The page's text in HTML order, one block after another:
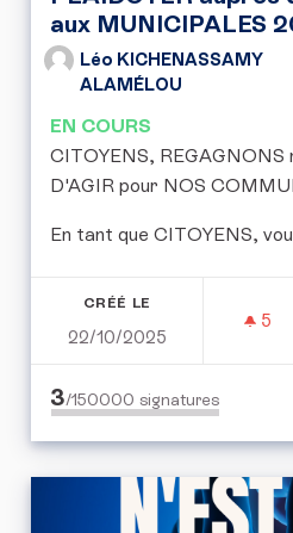
aux MUNICIPALES
Léo KICHENASSAMY
ALAMÉLOU
EN COURS
CITOYENS,
D'AGIR pour NOS
En tant que CITOYENS,
CRÉÉ LE
22/10/2025
5
3/150000 signatures